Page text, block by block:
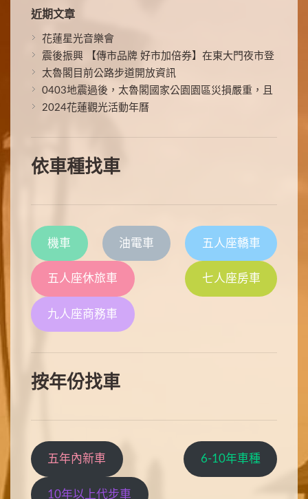
近期文章
花蓮星光音樂會
震後振興 【傳市品牌 好市加倍券】在東大門夜市登
場！！
太魯閣目前公路步道開放資訊
0403地震過後，太魯閣國家公園園區災損嚴重，且
落石及土石流風險仍高
2024花蓮觀光活動年曆
依車種找車
機車 油電車 五人座轎車
五人座休旅車 七人座房車
九人座商務車
按年份找車
五年內新車 6-10年車種
10年以上代步車